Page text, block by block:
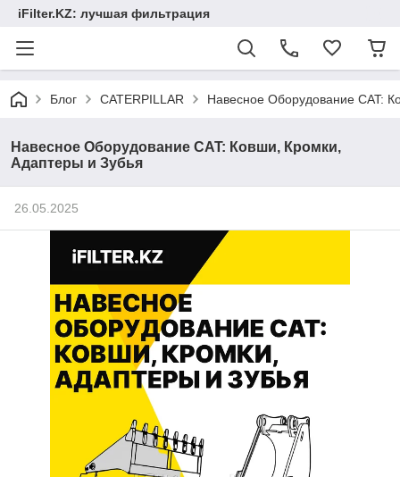
iFilter.KZ: лучшая фильтрация
Блог СATERPILLAR Навесное Оборудование CAT:
Навесное Оборудование CAT: Ковши, Кромки,
Адаптеры и Зубья
26.05.2025